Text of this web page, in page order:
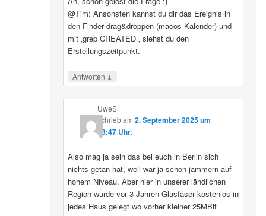
@Tim: Ansonsten kannst du dir das Ereignis in
den Finder drag&droppen (macos Kalender) und
mit ‚grep CREATED ‚ siehst du den
Erstellungszeitpunkt.
Antworten ↓
UweS
schriebam 2. September 2025 um
13:47 Uhr:
Also mag ja sein das bei euch in Berlin sich
nichts getan hat, weil war ja schon jammern auf
hohem Niveau. Aber hier in unserer ländlichen
Region wurde vor 3 Jahren Glasfaser kostenlos in
jedes Haus gelegt wo vorher kleiner 25MBit